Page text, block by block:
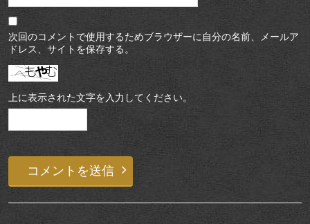
次回のコメントで使用するためブラウザーに自分の名前、メールア
ドレス、サイトを保存する。
上に表示された文字を入力してください。